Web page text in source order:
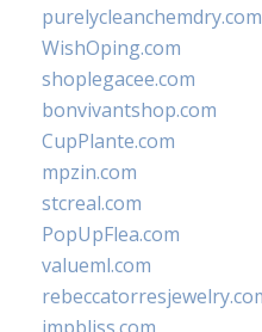
purelycleanchemdry.com
WishOping.com
shoplegacee.com
bonvivantshop.com
CupPlante.com
mpzin.com
stcreal.com
PopUpFlea.com
valueml.com